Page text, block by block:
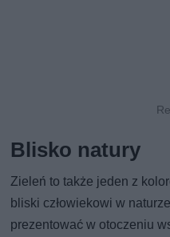
Blisko natury
Zieleń to także jeden z
bliski człowiekowi w
prezentować w otoczeniu